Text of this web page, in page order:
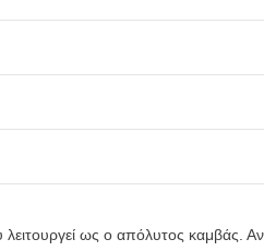
λειτουργεί ως ο απόλυτος καμβάς.